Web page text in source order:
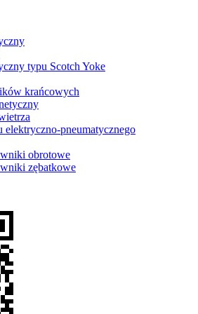
typu Scotch Yoke
krańcowych
elektryczno-pneumatycznego
obrotowe
zębatkowe